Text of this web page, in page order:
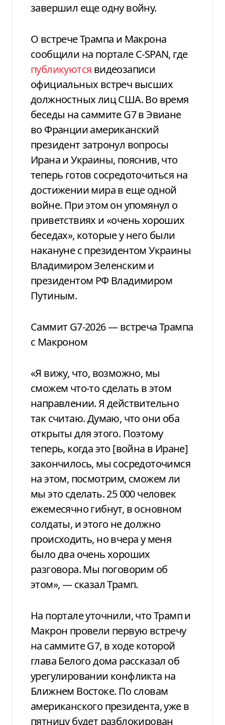
завершил еще одну войну.
О встрече Трампа и Макрона
сообщили на портале C-SPAN, где
публикуются видеозаписи
официальных встреч высших
должностных лиц США. Во время
беседы на саммите G7 в Эвиане
во Франции американский
президент затронул вопросы
Ирана и Украины, пояснив, что
теперь готов сосредоточиться на
достижении мира в еще одной
войне. При этом он упомянул о
приветствиях и «очень хороших
беседах», которые у него были
накануне с президентом Украины
Владимиром Зеленским и
президентом РФ Владимиром
Путиным.
Саммит G7-2026 — встреча Трампа
с Макроном
«Я вижу, что, возможно, мы
сможем что-то сделать в этом
направлении. Я действительно
так считаю. Думаю, что они оба
открыты для этого. Поэтому
теперь, когда это [война в Иране]
закончилось, мы сосредоточимся
на этом, посмотрим, сможем ли
мы это сделать. 25 000 человек
ежемесячно гибнут, в основном
солдаты, и этого не должно
происходить, но вчера у меня
было два очень хороших
разговора. Мы поговорим об
этом», — сказал Трамп.
На портале уточнили, что Трамп и
Макрон провели первую встречу
на саммите G7, в ходе которой
глава Белого дома рассказал об
урегулировании конфликта на
Ближнем Востоке. По словам
американского президента, уже в
пятницу будет разблокирован